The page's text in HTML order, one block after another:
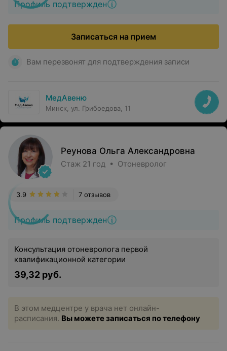
Профиль подтвержден
Записаться на прием
Вам перезвонят для подтверждения записи
МедАвеню
Минск, ул. Грибоедова, 11
Реунова Ольга Александровна
Стаж 21 год • Отоневролог
Профиль подтвержден
7 отзывов
3.9
Консультация отоневролога первой
квалификационной категории
39,32 руб.
В этом медцентре у врача нет онлайн-
расписания. Вы можете записаться по телефону